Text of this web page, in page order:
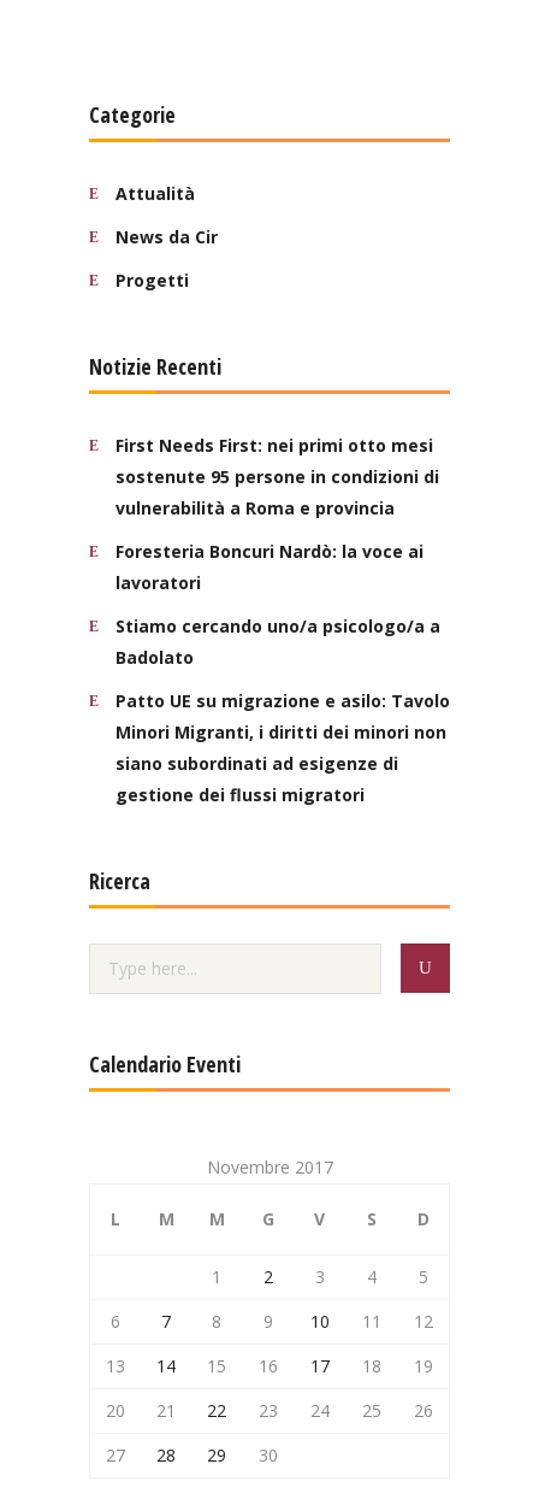
Categorie
Attualità
News da Cir
Progetti
Notizie Recenti
First Needs First: nei primi otto mesi
sostenute 95 persone in condizioni di
vulnerabilità a Roma e provincia
Foresteria Boncuri Nardò: la voce ai
lavoratori
Stiamo cercando uno/a psicologo/a a
Badolato
Patto UE su migrazione e asilo: Tavolo
Minori Migranti, i diritti dei minori non
siano subordinati ad esigenze di
gestione dei flussi migratori
Ricerca
Calendario Eventi
Novembre 2017
L M M G V S D
1 2 3 4
5
6
7 8 9 10 11
12
13
14 15 16 17 18
19
20
21 22 23 24 25
26
27
28 29 30